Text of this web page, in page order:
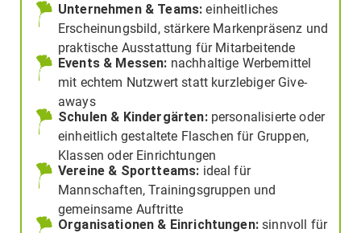
Unternehmen & Teams: einheitliches
Erscheinungsbild, stärkere Markenpräsenz und
praktische Ausstattung für Mitarbeitende
Events & Messen: nachhaltige Werbemittel
mit echtem Nutzwert statt kurzlebiger Give-
aways
Schulen & Kindergärten:personalisierte oder
einheitlich gestaltete Flaschen für Gruppen,
Klassen oder Einrichtungen
Vereine & Sportteams: ideal für
Mannschaften, Trainingsgruppen und
gemeinsame Auftritte
Organisationen & Einrichtungen:sinnvoll für